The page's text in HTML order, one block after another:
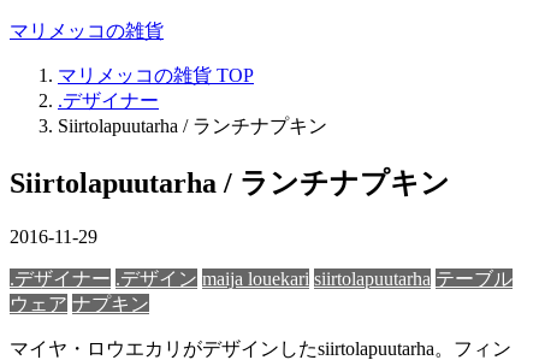
マリメッコの雑貨
マリメッコの雑貨 TOP
.デザイナー
Siirtolapuutarha / ランチナプキン
Siirtolapuutarha / ランチナプキン
2016-11-29
.デザイナー .デザイン maija louekari siirtolapuutarha テーブル
ウェア ナプキン
マイヤ・ロウエカリがデザインしたsiirtolapuutarha。フィン